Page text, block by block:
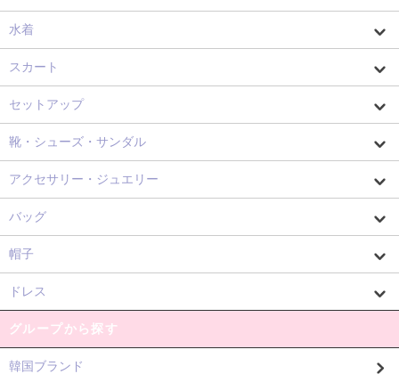
水着
スカート
セットアップ
靴・シューズ・サンダル
アクセサリー・ジュエリー
バッグ
帽子
ドレス
グループから探す
韓国ブランド